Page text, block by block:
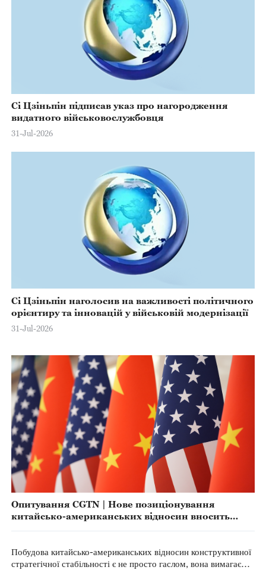
Сі Цзіньпін підписав указ про нагородження
видатного військовослужбовця
31-Jul-2026
Сі Цзіньпін наголосив на важливості політичного
орієнтиру та інновацій у військовій модернізації
31-Jul-2026
Опитування CGTN | Нове позиціонування
китайсько-американських відносин вносить
Побудова китайсько-американських відносин конструктивної
стратегічної стабільності є не просто гаслом, вона вимагає